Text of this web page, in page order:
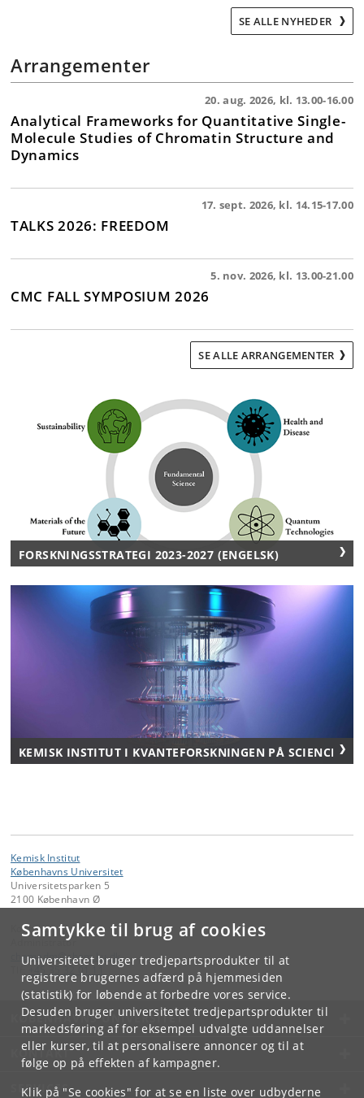
Samtykke til brug af cookies
Universitetet bruger tredjepartsprodukter til at
registrere brugernes adfærd på hjemmesiden
(statistik) for løbende at forbedre vores service.
Desuden bruger universitetet tredjepartsprodukter til
markedsføring af for eksempel udvalgte uddannelser
eller kurser, til at personalisere annoncer og til at
følge op på effekten af kampagner.
Klik på "Se cookies" for at se en liste over udbyderne
SE ALLE NYHEDER
Arrangementer
20. aug. 2026, kl. 13.00-16.00
Analytical Frameworks for Quantitative Single-
Molecule Studies of Chromatin Structure and
Dynamics
17. sept. 2026, kl. 14.15-17.00
TALKS 2026: FREEDOM
5. nov. 2026, kl. 13.00-21.00
CMC FALL SYMPOSIUM 2026
SE ALLE ARRANGEMENTER
FORSKNINGSSTRATEGI 2023-2027 (ENGELSK)
KEMISK INSTITUT I KVANTEFORSKNINGEN PÅ SCIENCE
Kemisk Institut
Københavns Universitet
Universitetsparken 5
2100 København Ø
Kontakt:
Administrator
chemadm@chem. ku.dk
KØBENHAVNS UNIVERSITET
KONTAKT
SERVICES